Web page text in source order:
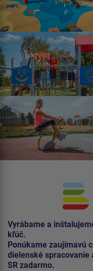
Vyrábame a
kľúč.
Ponúkame zaujímavú
dielenské spracovanie
SR zadarmo.